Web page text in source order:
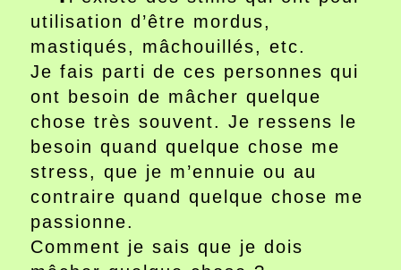
utilisation d’être mordus,
mastiqués, mâchouillés, etc.
Je fais parti de ces personnes qui
ont besoin de mâcher quelque
chose très souvent. Je ressens le
besoin quand quelque chose me
stress, que je m’ennuie ou au
contraire quand quelque chose me
passionne.
Comment je sais que je dois